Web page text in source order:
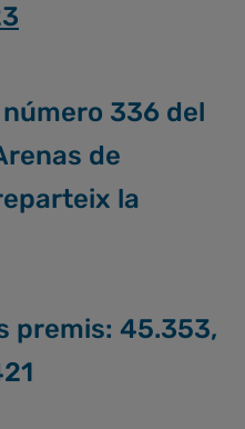
336 del
de
la
premis: 45.353,